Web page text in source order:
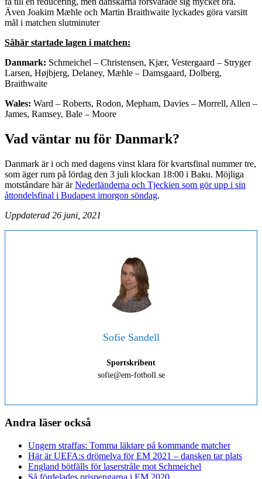
Även Joakim Mæhle och Martin Braithwaite lyckades göra varsitt
mål i matchen slutminuter
Såhär startade lagen i matchen:
Danmark: Schmeichel – Christensen, Kjær, Vestergaard – Stryger
Larsen, Højbjerg, Delaney, Mæhle – Damsgaard, Dolberg,
Braithwaite
Wales: Ward – Roberts, Rodon, Mepham, Davies – Morrell, Allen –
James, Ramsey, Bale – Moore
Vad väntar nu för Danmark?
Danmark är i och med dagens vinst klara för kvartsfinal nummer tre,
som äger rum på lördag den 3 juli klockan 18:00 i Baku. Möjliga
motståndare här ärNederländerna och Tjeckien som gör upp i sin
åttondelsfinal i Budapest imorgon söndag.
Uppdaterad 26 juni, 2021
Sofie Sandell
Sportskribent
sofie@em-fotboll.se
Andra läser också
Ungern straffas: Tomma läktare på kommande matcher
Här är UEFA:s drömelva för EM 2021 – dansken tar plats
England bötfälls för laserstråle mot Schmeichel
Så fördelades prispengarna i EM 2020